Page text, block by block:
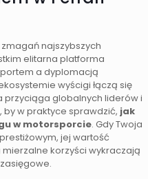
najszybszych
elitarna platforma
a dyplomacją
wyścigi łączą się
przyciąga globalnych liderów i
w praktyce sprawdzić, jak
w motorsporcie. Gdy Twoja
jej wartość
korzyści wykraczają